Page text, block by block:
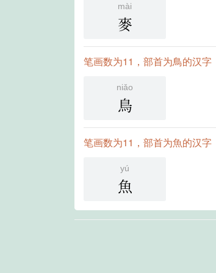
mài
麥
笔画数为11，部首为鳥的汉字
niǎo
鳥
笔画数为11，部首为魚的汉字
yú
魚